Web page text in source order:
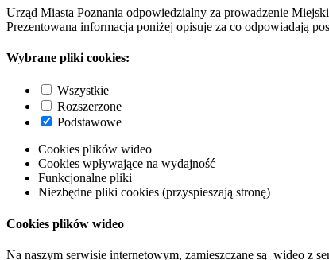
Urząd Miasta Poznania odpowiedzialny za prowadzenie
Prezentowana informacja poniżej opisuje za co odpowiadają
Wybrane pliki cookies:
Wszystkie
Rozszerzone
Podstawowe
Cookies plików wideo
Cookies wpływające na wydajność
Funkcjonalne pliki
Niezbędne pliki cookies (przyspieszają stronę)
Cookies plików wideo
Na naszym serwisie internetowym, zamieszczane są wideo z